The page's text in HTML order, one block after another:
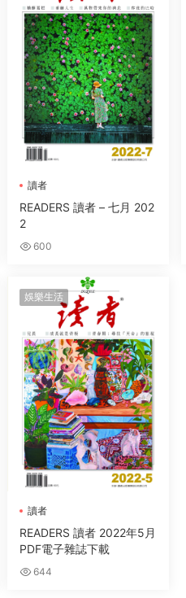
讀者
READERS 讀者 – 七月 202
2
600
娛樂生活
讀者
READERS 讀者 2022年5月
PDF電子雜誌下載
644